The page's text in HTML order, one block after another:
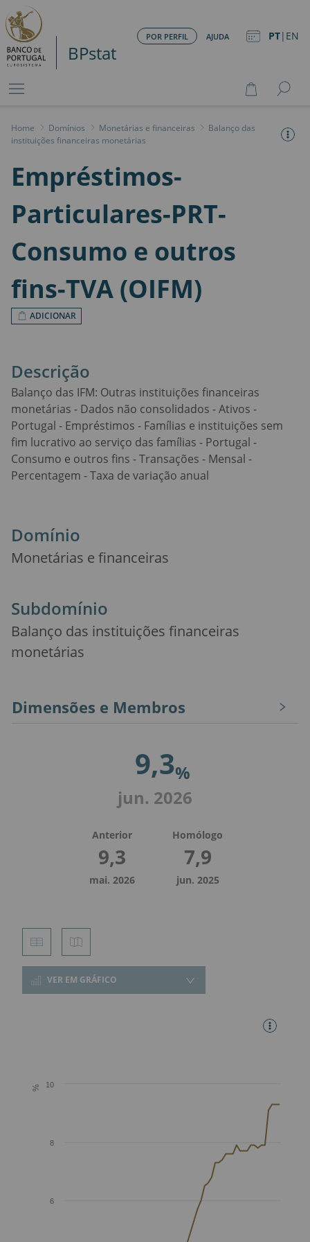
BPstat
PT| EN
POR PERFIL AJUDA
Home > Domínios > Monetárias e financeiras > Balanço das
instituições financeiras monetárias
Empréstimos-
Particulares-PRT-
Consumo e outros
fins-TVA (OIFM)
ADICIONAR
Descrição
Balanço das IFM: Outras instituições financeiras
monetárias - Dados não consolidados - Ativos -
Portugal - Empréstimos - Famílias e instituições sem
fim lucrativo ao serviço das famílias - Portugal -
Consumo e outros fins - Transações - Mensal -
Percentagem - Taxa de variação anual
Domínio
Monetárias e financeiras
Subdomínio
Balanço das instituições financeiras
monetárias
Dimensões e Membros
9,3%
jun. 2026
Anterior
9,3
mai. 2026
Homólogo
7,9
jun. 2025
VER EM GRÁFICO
%
6
8
10